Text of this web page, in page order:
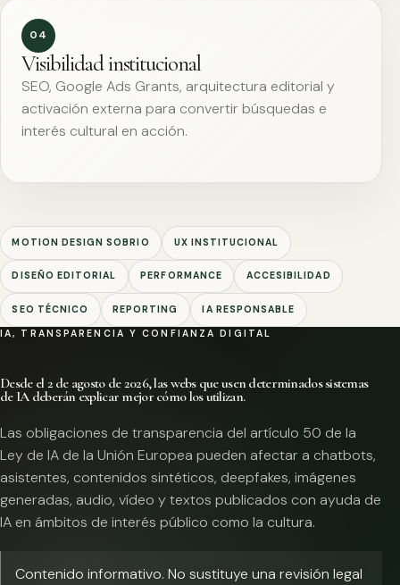
04
Visibilidad institucional
SEO, Google Ads Grants, arquitectura editorial y
activación externa para convertir búsquedas e
interés cultural en acción.
MOTION DESIGN SOBRIO UX INSTITUCIONAL
DISEÑO EDITORIAL PERFORMANCE ACCESIBILIDAD
SEO TÉCNICO REPORTING IA RESPONSABLE
IA, TRANSPARENCIA Y CONFIANZA DIGITAL
Desde el 2 de agosto de 2026, las webs que usen determinados sistemas
de IA deberán explicar mejor cómo los utilizan.
Las obligaciones de transparencia del artículo 50 de la
Ley de IA de la Unión Europea pueden afectar a chatbots,
asistentes, contenidos sintéticos, deepfakes, imágenes
generadas, audio, vídeo y textos publicados con ayuda de
IA en ámbitos de interés público como la cultura.
Contenido informativo. No sustituye una revisión legal